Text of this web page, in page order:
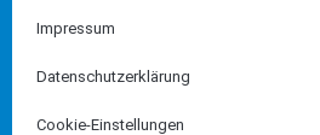
Impressum
Datenschutzerklärung
Cookie-Einstellungen